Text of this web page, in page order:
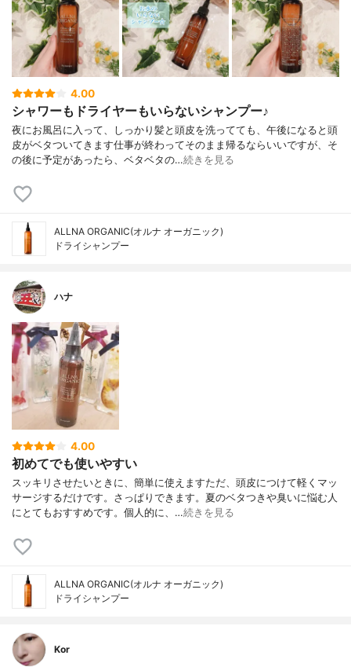
4.00
シャワーもドライヤーもいらないシャンプー♪
夜にお風呂に入って、しっかり髪と頭皮を洗ってても、午後になると頭
皮がベタついてきます仕事が終わってそのまま帰るならいいですが、そ
の後に予定があったら、ベタベタの…続きを見る
ALLNA ORGANIC(オルナ オーガニック)
ドライシャンプー
ハナ
4.00
初めてでも使いやすい
スッキリさせたいときに、簡単に使えますただ、頭皮につけて軽くマッ
サージするだけです。さっぱりできます。夏のベタつきや臭いに悩む人
にとてもおすすめです。個人的に、…続きを見る
ALLNA ORGANIC(オルナ オーガニック)
ドライシャンプー
Kor